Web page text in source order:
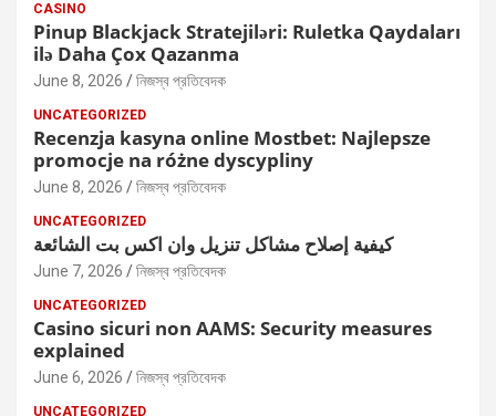
CASINO
Pinup Blackjack Stratejiləri: Ruletka Qaydaları
ilə Daha Çox Qazanma
June 8, 2026 নিজস্ব প্রতিবেদক
UNCATEGORIZED
Recenzja kasyna online Mostbet: Najlepsze
promocje na różne dyscypliny
June 8, 2026 নিজস্ব প্রতিবেদক
UNCATEGORIZED
كيفية إصلاح مشاكل تنزيل وان اكس بت الشائعة
June 7, 2026 নিজস্ব প্রতিবেদক
UNCATEGORIZED
Casino sicuri non AAMS: Security measures
explained
June 6, 2026 নিজস্ব প্রতিবেদক
UNCATEGORIZED